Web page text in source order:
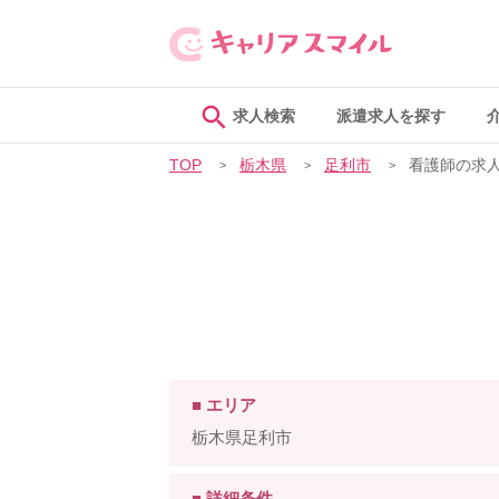
求人検索 派遣求人を探す
TOP 栃木県 足利市 看護師の求
■ エリア
栃木県足利市